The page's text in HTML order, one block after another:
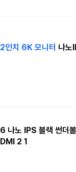
인치 6K 모니터 나노
노 IPS 블랙 썬더
2 1